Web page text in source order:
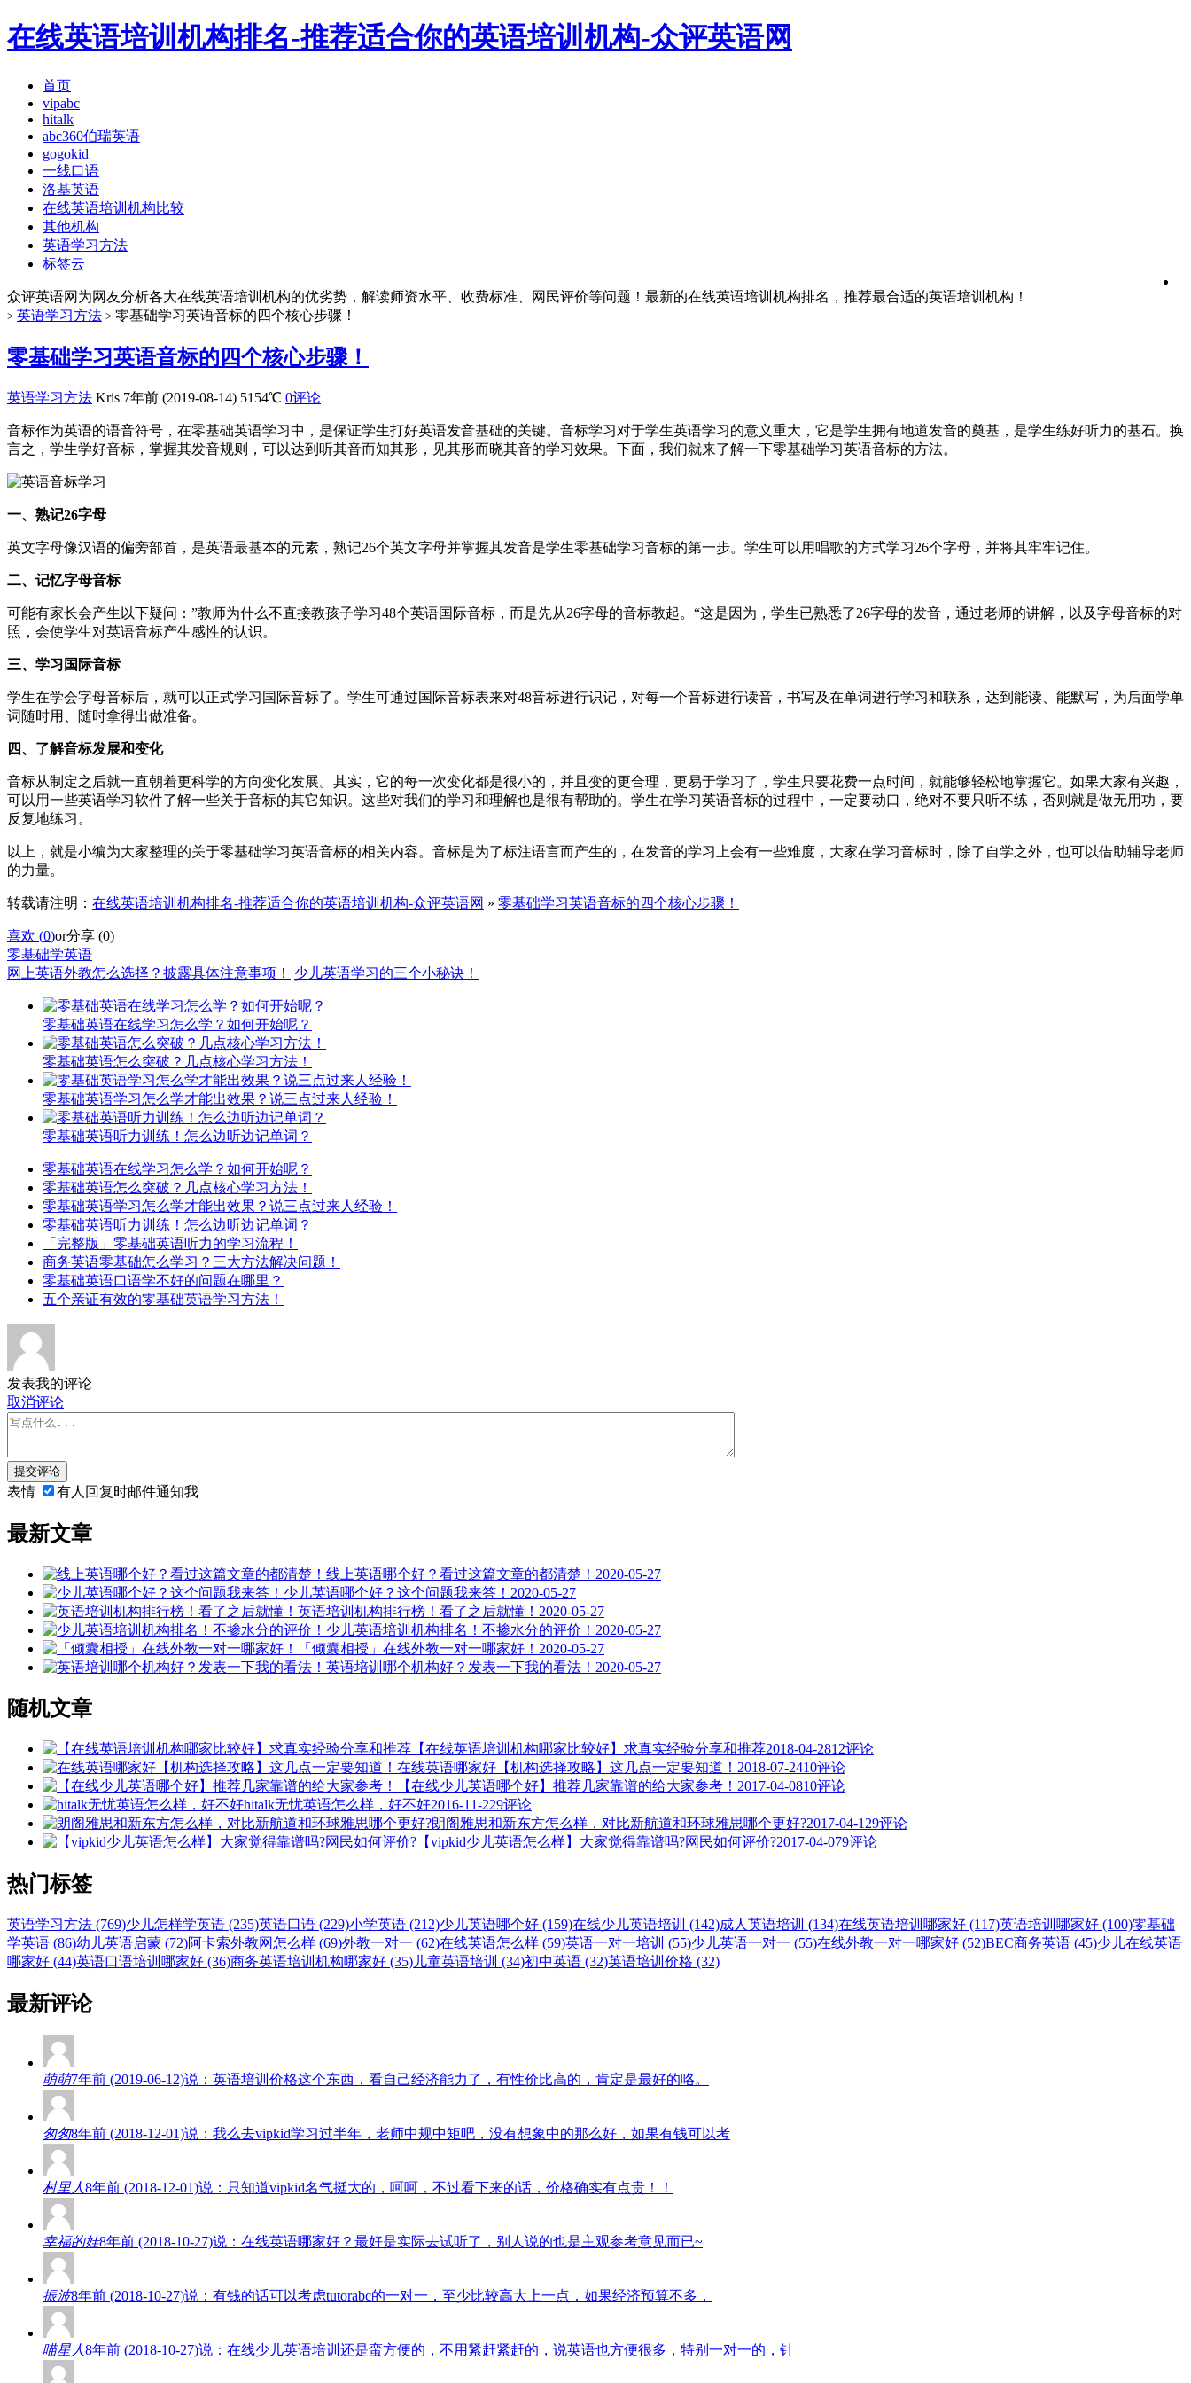
在线英语培训机构排名-推荐适合你的英语培训机构-众评英语网
首页
vipabc
hitalk
abc360伯瑞英语
gogokid
一线口语
洛基英语
在线英语培训机构比较
其他机构
英语学习方法
标签云
众评英语网为网友分析各大在线英语培训机构的优劣势，解读师资水平、收费标准、网民评价等问题！最新的在线英语培训机构排名，推荐最合适的英语培训机构！
> 英语学习方法 > 零基础学习英语音标的四个核心步骤！
零基础学习英语音标的四个核心步骤！
英语学习方法 Kris 7年前 (2019-08-14) 5154℃ 0评论
音标作为英语的语音符号，在零基础英语学习中，是保证学生打好英语发音基础的关键。音标学习对于学生英语学习的意义重大，它是学生拥有地道发音的奠基，是学生练好听力的基石。换
言之，学生学好音标，掌握其发音规则，可以达到听其音而知其形，见其形而晓其音的学习效果。下面，我们就来了解一下零基础学习英语音标的方法。
一、熟记26字母
英文字母像汉语的偏旁部首，是英语最基本的元素，熟记26个英文字母并掌握其发音是学生零基础学习音标的第一步。学生可以用唱歌的方式学习26个字母，并将其牢牢记住。
二、记忆字母音标
可能有家长会产生以下疑问：”教师为什么不直接教孩子学习48个英语国际音标，而是先从26字母的音标教起。“这是因为，学生已熟悉了26字母的发音，通过老师的讲解，以及字母音标的对
照，会使学生对英语音标产生感性的认识。
三、学习国际音标
学生在学会字母音标后，就可以正式学习国际音标了。学生可通过国际音标表来对48音标进行识记，对每一个音标进行读音，书写及在单词进行学习和联系，达到能读、能默写，为后面学单
词随时用、随时拿得出做准备。
四、了解音标发展和变化
音标从制定之后就一直朝着更科学的方向变化发展。其实，它的每一次变化都是很小的，并且变的更合理，更易于学习了，学生只要花费一点时间，就能够轻松地掌握它。如果大家有兴趣，
可以用一些英语学习软件了解一些关于音标的其它知识。这些对我们的学习和理解也是很有帮助的。学生在学习英语音标的过程中，一定要动口，绝对不要只听不练，否则就是做无用功，要
反复地练习。
以上，就是小编为大家整理的关于零基础学习英语音标的相关内容。音标是为了标注语言而产生的，在发音的学习上会有一些难度，大家在学习音标时，除了自学之外，也可以借助辅导老师
的力量。
转载请注明： 在线英语培训机构排名-推荐适合你的英语培训机构-众评英语网 » 零基础学习英语音标的四个核心步骤！
喜欢 (0)or分享 (0)
零基础学英语
网上英语外教怎么选择？披露具体注意事项！
少儿英语学习的三个小秘诀！
零基础英语在线学习怎么学？如何开始呢？
零基础英语怎么突破？几点核心学习方法！
零基础英语学习怎么学才能出效果？说三点过来人经验！
零基础英语听力训练！怎么边听边记单词？
零基础英语在线学习怎么学？如何开始呢？
零基础英语怎么突破？几点核心学习方法！
零基础英语学习怎么学才能出效果？说三点过来人经验！
零基础英语听力训练！怎么边听边记单词？
「完整版」零基础英语听力的学习流程！
商务英语零基础怎么学习？三大方法解决问题！
零基础英语口语学不好的问题在哪里？
五个亲证有效的零基础英语学习方法！
发表我的评论
取消评论
提交评论
表情 有人回复时邮件通知我
最新文章
线上英语哪个好？看过这篇文章的都清楚！ 2020-05-27
少儿英语哪个好？这个问题我来答！ 2020-05-27
英语培训机构排行榜！看了之后就懂！ 2020-05-27
少儿英语培训机构排名！不掺水分的评价！ 2020-05-27
「倾囊相授」在线外教一对一哪家好！ 2020-05-27
英语培训哪个机构好？发表一下我的看法！ 2020-05-27
随机文章
【在线英语培训机构哪家比较好】求真实经验分享和推荐2018-04-2812评论
在线英语哪家好【机构选择攻略】这几点一定要知道！ 2018-07-2410评论
【在线少儿英语哪个好】推荐几家靠谱的给大家参考！ 2017-04-0810评论
hitalk无忧英语怎么样，好不好2016-11-229评论
朗阁雅思和新东方怎么样，对比新航道和环球雅思哪个更好?2017-04-129评论
【vipkid少儿英语怎么样】大家觉得靠谱吗?网民如何评价?2017-04-079评论
热门标签
英语学习方法 (769)少儿怎样学英语 (235)英语口语 (229)小学英语 (212)少儿英语哪个好 (159)在线少儿英语培训 (142)成人英语培训 (134)在线英语培训哪家好 (117)英语培训哪家好 (100)零基础
学英语 (86)幼儿英语启蒙 (72)阿卡索外教网怎么样 (69)外教一对一 (62)在线英语怎么样 (59)英语一对一培训 (55)少儿英语一对一 (55)在线外教一对一哪家好 (52)BEC商务英语 (45)少儿在线英语
哪家好 (44)英语口语培训哪家好 (36)商务英语培训机构哪家好 (35) 儿童英语培训 (34)初中英语 (32)英语培训价格 (32)
最新评论
萌萌7年前 (2019-06-12)说：英语培训价格这个东西，看自己经济能力了，有性价比高的，肯定是最好的咯。
匆匆8年前 (2018-12-01)说：我么去vipkid学习过半年，老师中规中矩吧，没有想象中的那么好，如果有钱可以考
村里人8年前 (2018-12-01)说：只知道vipkid名气挺大的，呵呵，不过看下来的话，价格确实有点贵！！
幸福的娃8年前 (2018-10-27)说：在线英语哪家好？最好是实际去试听了，别人说的也是主观参考意见而已~
振波8年前 (2018-10-27)说：有钱的话可以考虑tutorabc的一对一，至少比较高大上一点，如果经济预算不多，
喵星人8年前 (2018-10-27)说：在线少儿英语培训还是蛮方便的，不用紧赶紧赶的，说英语也方便很多，特别一对一的，针